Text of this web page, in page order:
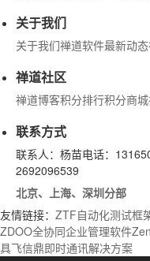
关于我们
关于我们禅道软件最新动态
禅道社区
禅道博客积分排行积分商城
联系方式
联系人：杨苗电话：
2692096539
北京、上海、深圳分部
友情链接： ZTF自动化测试框
ZDOO全协同企业管理软件
具飞信鼎即时通讯解决方案